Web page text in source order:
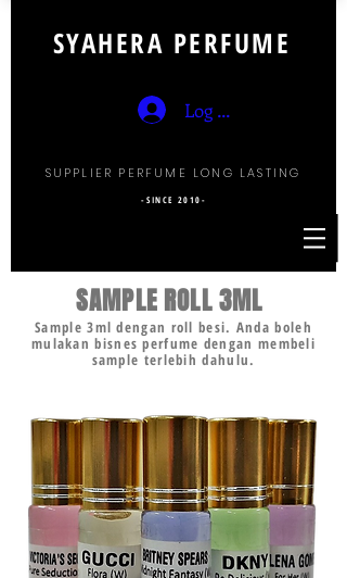
SYAHERA PERFUME
Log Masuk
SUPPLIER PERFUME LONG LASTING
-SINCE 2010-
SAMPLE ROLL 3ML
Sample 3ml dengan roll besi. Anda boleh
mulakan bisnes perfume dengan membeli
sample terlebih dahulu.